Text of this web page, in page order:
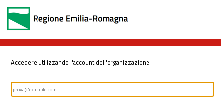
Accedere utilizzando l'account dell'organizzazione